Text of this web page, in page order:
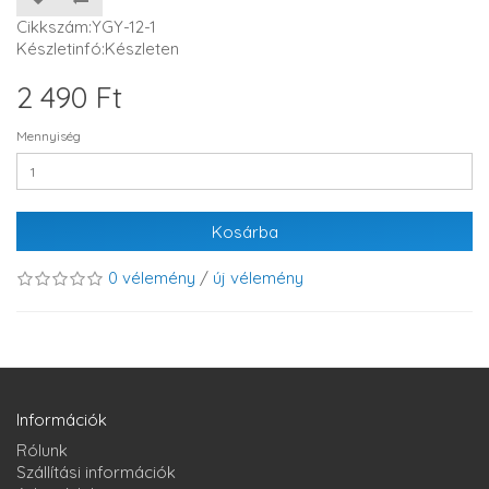
Cikkszám:YGY-12-1
Készletinfó:Készleten
2 490 Ft
Mennyiség
Kosárba
0 vélemény / új vélemény
Információk
Rólunk
Szállítási információk